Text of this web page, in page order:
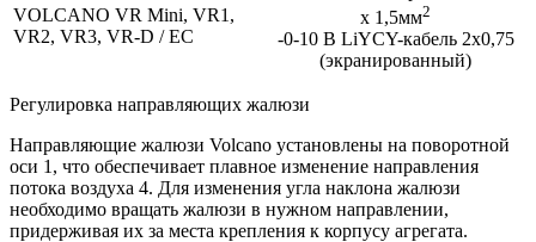
VOLCANO VR Mini, VR1,
VR2, VR3, VR-D / EC
x 1,5мм2
-0-10 B LiYCY-кабель 2x0,75
(экранированный)
Регулировка направляющих жалюзи
Направляющие жалюзи Volcano установлены на поворотной
оси 1, что обеспечивает плавное изменение направления
потока воздуха 4. Для изменения угла наклона жалюзи
необходимо вращать жалюзи в нужном направлении,
придерживая их за места крепления к корпусу агрегата.